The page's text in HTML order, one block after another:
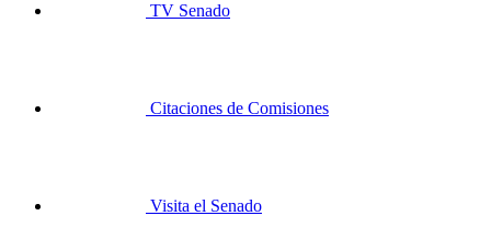
TV Senado
Citaciones de Comisiones
Visita el Senado